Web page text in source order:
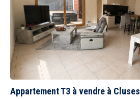
Appartement T3 à vendre à Cluses